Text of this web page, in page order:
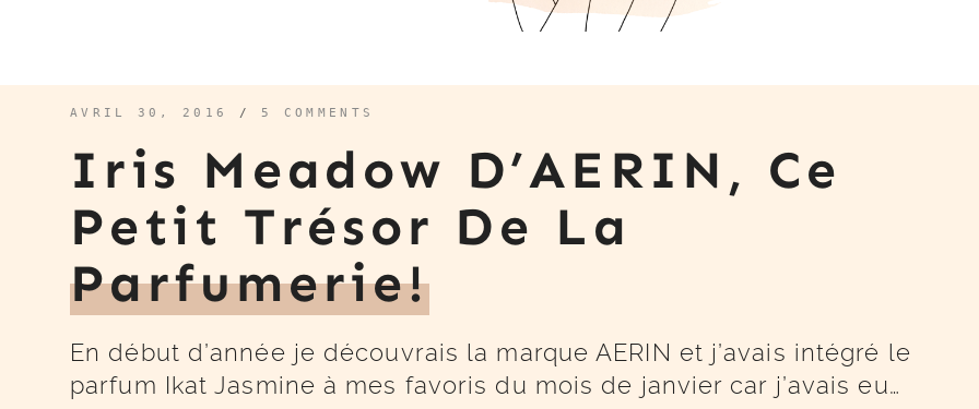
AVRIL 30, 2016 /5 COMMENTS
Iris Meadow D’AERIN, Ce
Petit Trésor De La
Parfumerie!
En début d’année je découvrais la marque AERIN et j’avais intégré le
parfum Ikat Jasmine à mes favoris du mois de janvier car j’avais eu…